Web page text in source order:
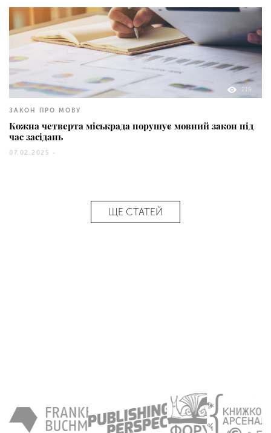
219
ЗАКОН ПРО МОВУ
Кожна четверта міськрада порушує мовний закон під
час засідань
07.02.2025 -
ЩЕ СТАТЕЙ